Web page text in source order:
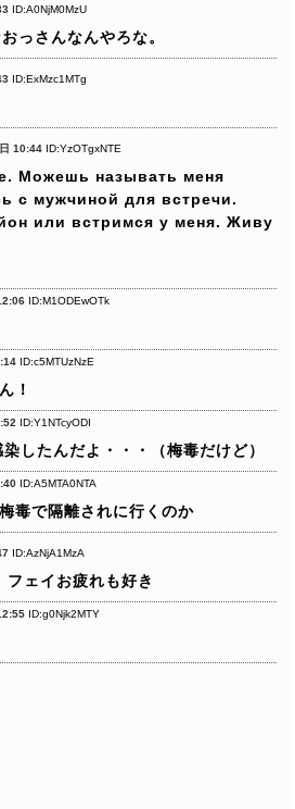
ID:A0NjM0MzU
っさんなんやろな。
ID:ExMzc1MTg
10:44 ID:YzOTgxNTE
Можешь называть меня
с мужчиной для встречи.
или встримся у меня. Живу
ID:M1ODEwOTk
ID:c5MTUzNzE
！
ID:Y1NTcyODI
したんだよ・・・（梅毒だけど）
ID:A5MTA0NTA
毒で隔離されに行くのか
ID:AzNjA1MzA
フェイお疲れも好き
ID:g0Njk2MTY